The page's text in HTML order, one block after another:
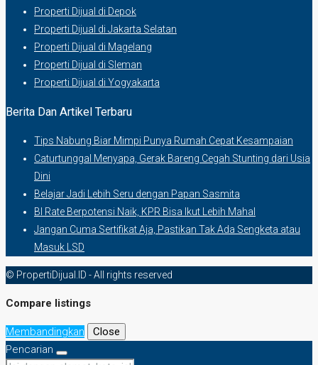
Properti Dijual di Depok
Properti Dijual di Jakarta Selatan
Properti Dijual di Magelang
Properti Dijual di Sleman
Properti Dijual di Yogyakarta
Berita Dan Artikel Terbaru
Tips Nabung Biar Mimpi Punya Rumah Cepat Kesampaian
Caturtunggal Menyapa, Gerak Bareng Cegah Stunting dari Usia
Dini
Belajar Jadi Lebih Seru dengan Papan Sasmita
BI Rate Berpotensi Naik, KPR Bisa Ikut Lebih Mahal
Jangan Cuma Sertifikat Aja, Pastikan Tak Ada Sengketa atau
Masuk LSD
© PropertiDijual.ID - All rights reserved
Compare listings
Membandingkan
Close
Pencarian